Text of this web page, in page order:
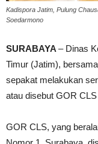
Kadispora Jatim, Pulung
Soedarmono
SURABAYA – Dinas
Timur (Jatim),
sepakat melakukan
atau disebut GOR
GOR CLS, yang